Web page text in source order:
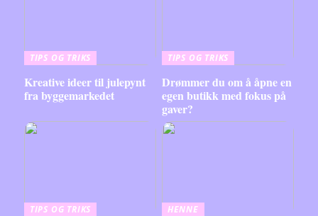
TIPS OG TRIKS
Kreative ideer til julepynt
fra byggemarkedet
TIPS OG TRIKS
Drømmer du om å åpne en
egen butikk med fokus på
gaver?
TIPS OG TRIKS HENNE